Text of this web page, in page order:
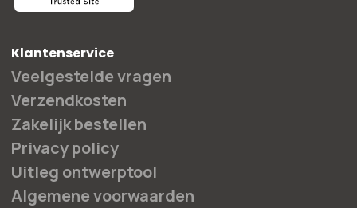
Klantenservice
Veelgestelde vragen
Verzendkosten
Zakelijk bestellen
Privacy policy
Uitleg ontwerptool
Algemene voorwaarden